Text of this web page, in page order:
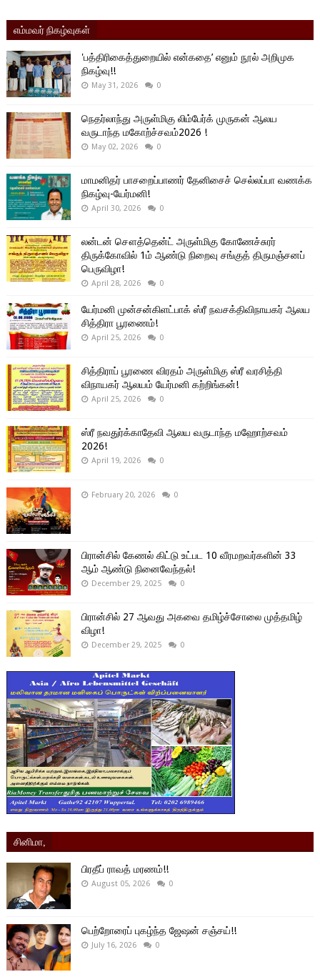
எம்மவர் நிகழ்வுகள்
'பத்திரிகைத்துறையில் என்கதை’ எனும் நூல் அறிமுக
நிகழ்வு!!
May 31, 2026 0
நெதர்லாந்து அருள்மிகு லிம்பேர்க் முருகன் ஆலய
வருடாந்த மகோற்ச்சவம்2026 !
May 02, 2026 0
மாமனிதர் பாசறைப்பாணர் தேனிசைச் செல்லப்பா வணக்க
நிகழ்வு-யேர்மனி!
April 30, 2026 0
லன்டன் சௌத்தென்ட் அருள்மிகு கோணேச்சுரர்
திருக்கோவில் 1ம் ஆண்டு நிறைவு சங்குத் திருமஞ்சனப்
பெருவிழா!
April 28, 2026 0
யேர்மனி முன்சன்கிளட்பாக் ஸ்ரீ நவசக்திவிநாயகர் ஆலய
சித்திரா பூரணைம்!
April 25, 2026 0
சித்திராப் பூரணை விரதம் அருள்மிகு ஸ்ரீ வரசித்தி
விநாயகர் ஆலயம் யேர்மனி கற்றிங்கன்!
April 25, 2026 0
ஸ்ரீ நவதுர்க்காதேவி ஆலய வருடாந்த மஹோற்சவம்
2026!
April 19, 2026 0
February 20, 2026 0
பிரான்சில் கேணல் கிட்டு உட்பட 10 வீரமறவர்களின் 33
ஆம் ஆண்டு நினைவேந்தல்!
December 29, 2025 0
பிரான்சில் 27 ஆவது அகவை தமிழ்ச்சோலை முத்தமிழ்
விழா!
December 29, 2025 0
சினிமா,
பிரதீப் ராவத் மரணம்!!
August 05, 2026 0
பெற்றோரைப் புகழ்ந்த ஜேஷன் சஞ்சய்!!
July 16, 2026 0